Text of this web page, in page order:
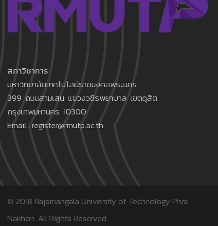
สภาวิชาการ
มหาวิทยาลัยเทคโนโลยีราชมงคลพระนคร
399 ถนนสามเสน แขวงวชิรพยาบาล เขตดุสิต
กรุงเทพมหานคร 10300
Email : register@rmutp.ac.th
© 2018 Rajamangala University of Technology Phra
Nakhon. All Rights Reserved.